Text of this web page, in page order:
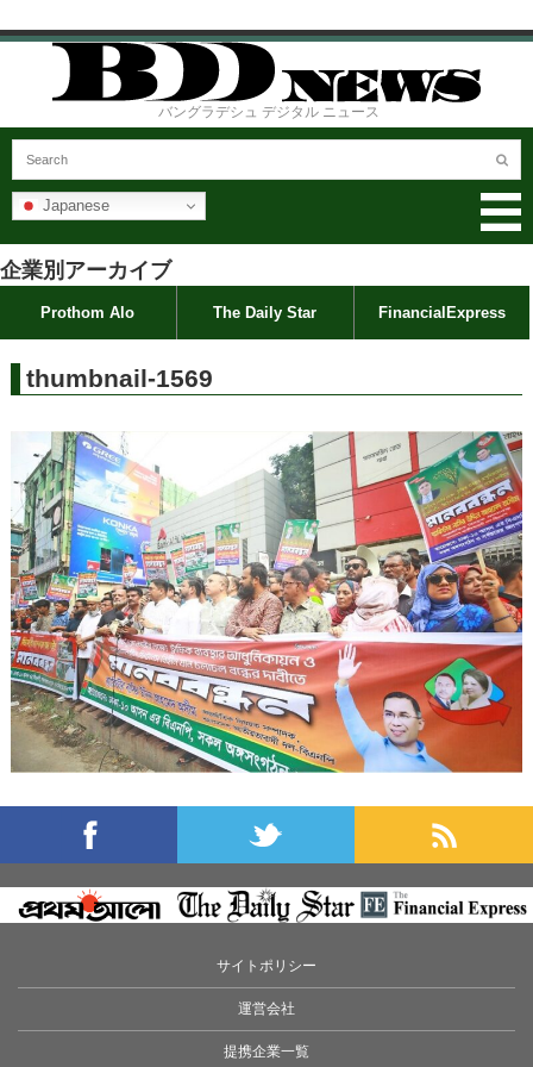
バングラデシュ デジタル ニュース
Japanese
企業別アーカイブ
Prothom Alo The Daily Star FinancialExpress
thumbnail-1569
サイトポリシー
運営会社
提携企業一覧